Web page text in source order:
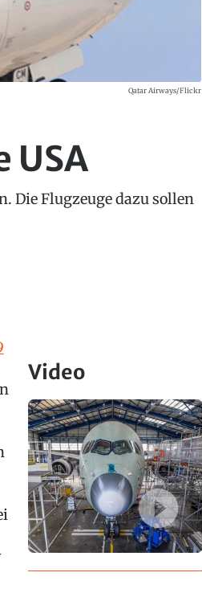
Qatar Airways/Flickr
Die Flugzeuge dazu sollen
Video